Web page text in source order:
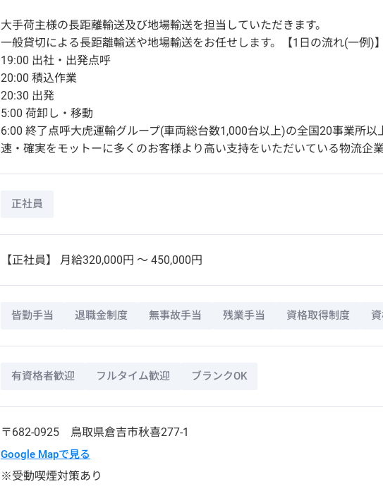
大手荷主様の長距離輸送及び地場輸送を担当していただきます。
一般貸切による長距離輸送や地場輸送をお任せします。【1日の流れ(一例)
19:00 出社・出発点呼
20:00 積込作業
20:30 出発
5:00 荷卸し・移動
6:00 終了点呼大虎運輸グループ(車両総台数1,000台以上)の全国20事業所
速・確実をモットーに多くのお客様より高い支持をいただいている物流企
正社員
【正社員】 月給320,000円 〜 450,000円
皆勤手当 退職金制度 無事故手当 残業手当 資格取得制度
有資格者歓迎 フルタイム歓迎 ブランクOK
〒682-0925 鳥取県倉吉市秋喜277-1
Google Mapで見る
※受動喫煙対策あり